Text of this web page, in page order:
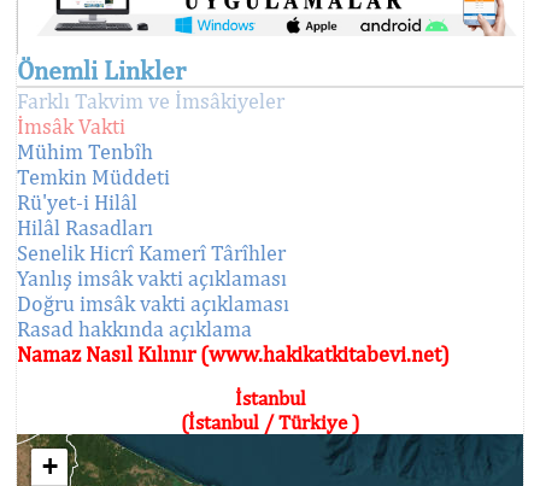
Önemli Linkler
Farklı Takvim ve İmsâkiyeler
İmsâk Vakti
Mühim Tenbîh
Temkin Müddeti
Rü'yet-i Hilâl
Hilâl Rasadları
Senelik Hicrî Kamerî Târîhler
Yanlış imsâk vakti açıklaması
Doğru imsâk vakti açıklaması
Rasad hakkında açıklama
Namaz Nasıl Kılınır (www.hakikatkitabevi.net)
İstanbul
(İstanbul / Türkiye )
+